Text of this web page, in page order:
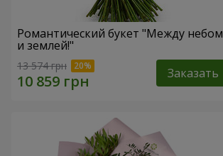
Романтический букет "Между небом
и землей!"
13 574 грн Заказать